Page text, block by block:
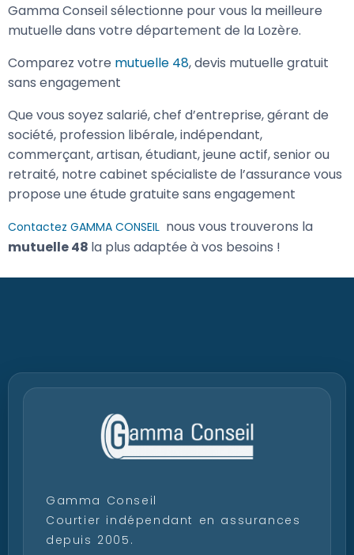
Gamma Conseil sélectionne pour vous la meilleure
mutuelle dans votre département de la Lozère.
Comparez votre mutuelle 48, devis mutuelle gratuit
sans engagement
Que vous soyez salarié, chef d’entreprise, gérant de
société, profession libérale, indépendant,
commerçant, artisan, étudiant, jeune actif, senior ou
retraité, notre cabinet spécialiste de l’assurance vous
propose une étude gratuite sans engagement
Contactez GAMMA CONSEIL nous vous trouverons la
mutuelle 48 la plus adaptée à vos besoins !
Gamma Conseil
Courtier indépendant en assurances
depuis 2005.